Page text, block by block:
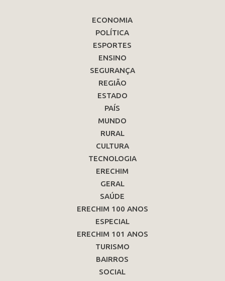
ECONOMIA
POLÍTICA
ESPORTES
ENSINO
SEGURANÇA
REGIÃO
ESTADO
PAÍS
MUNDO
RURAL
CULTURA
TECNOLOGIA
ERECHIM
GERAL
SAÚDE
ERECHIM 100 ANOS
ESPECIAL
ERECHIM 101 ANOS
TURISMO
BAIRROS
SOCIAL